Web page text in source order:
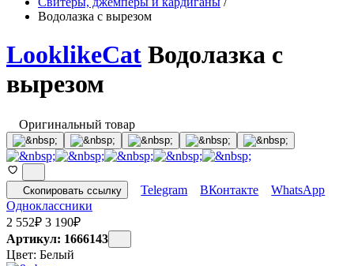
Водолазка с вырезом
LooklikeCat Водолазка с
вырезом
Оригинальный товар
Скопировать ссылку Telegram ВКонтакте
WhatsApp
Одноклассники
2 552₽ 3 190₽
Артикул: 1666143
Цвет: Белый